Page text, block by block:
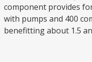
component provides
with pumps and 400
benefitting about 1.5